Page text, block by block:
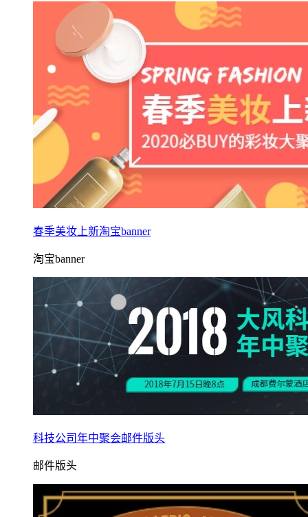
春季美妆上新淘宝banner
淘宝banner
科技公司年中聚会邮件版头
邮件版头